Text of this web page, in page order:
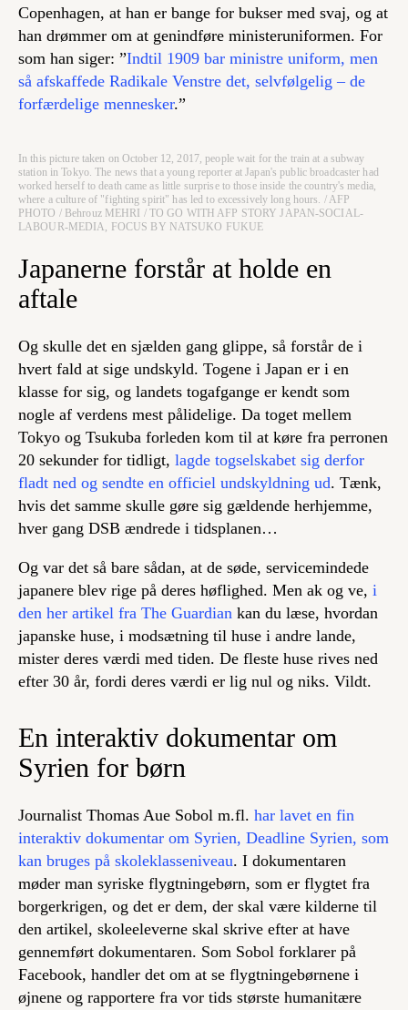
Copenhagen, at han er bange for bukser med svaj, og at
han drømmer om at genindføre ministeruniformen. For
som han siger: ”Indtil 1909 bar ministre uniform, men
så afskaffede Radikale Venstre det, selvfølgelig – de
forfærdelige mennesker.”
In this picture taken on October 12, 2017, people wait for the train at a subway
station in Tokyo. The news that a young reporter at Japan's public broadcaster had
worked herself to death came as little surprise to those inside the country's media,
where a culture of "fighting spirit" has led to excessively long hours. / AFP
PHOTO / Behrouz MEHRI / TO GO WITH AFP STORY JAPAN-SOCIAL-
LABOUR-MEDIA, FOCUS BY NATSUKO FUKUE
Japanerne forstår at holde en
aftale
Og skulle det en sjælden gang glippe, så forstår de i
hvert fald at sige undskyld. Togene i Japan er i en
klasse for sig, og landets togafgange er kendt som
nogle af verdens mest pålidelige. Da toget mellem
Tokyo og Tsukuba forleden kom til at køre fra perronen
20 sekunder for tidligt, lagde togselskabet sig derfor
fladt ned og sendte en officiel undskyldning ud. Tænk,
hvis det samme skulle gøre sig gældende herhjemme,
hver gang DSB ændrede i tidsplanen…
Og var det så bare sådan, at de søde, servicemindede
japanere blev rige på deres høflighed. Men ak og ve, i
den her artikel fra The Guardian kan du læse, hvordan
japanske huse, i modsætning til huse i andre lande,
mister deres værdi med tiden. De fleste huse rives ned
efter 30 år, fordi deres værdi er lig nul og niks. Vildt.
En interaktiv dokumentar om
Syrien for børn
Journalist Thomas Aue Sobol m.fl. har lavet en fin
interaktiv dokumentar om Syrien, Deadline Syrien, som
kan bruges på skoleklasseniveau. I dokumentaren
møder man syriske flygtningebørn, som er flygtet fra
borgerkrigen, og det er dem, der skal være kilderne til
den artikel, skoleeleverne skal skrive efter at have
gennemført dokumentaren. Som Sobol forklarer på
Facebook, handler det om at se flygtningebørnene i
øjnene og rapportere fra vor tids største humanitære